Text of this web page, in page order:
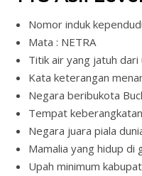
Nomor induk
Mata : NETRA
Titik air yang jatuh dari
Kata keterangan
Negara beribukota
Tempat
Negara juara piala
Mamalia yang hidup di
Upah minimum